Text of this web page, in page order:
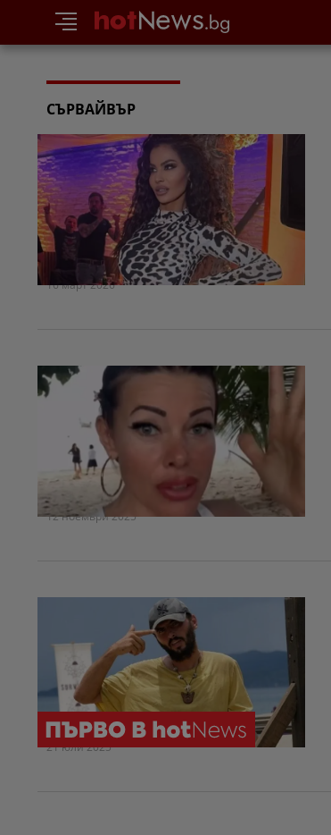
СЪРВАЙВЪР
16 март 2026
12 ноември 2025
21 юли 2025